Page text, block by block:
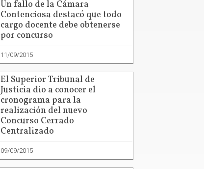
Un fallo de la Cámara
Contenciosa destacó que todo
cargo docente debe obtenerse
por concurso
11/09/2015
El Superior Tribunal de
Justicia dio a conocer el
cronograma para la
realización del nuevo
Concurso Cerrado
Centralizado
09/09/2015